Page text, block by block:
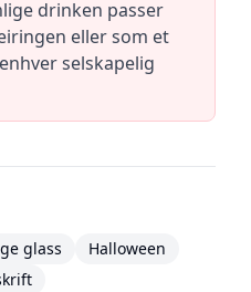
drinken passer
eller som et
selskapelig
glass
Halloween